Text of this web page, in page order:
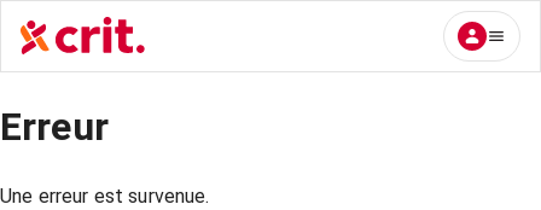
Erreur
Une erreur est survenue.